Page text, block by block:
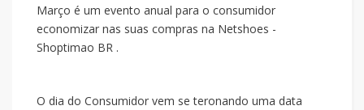
Março é um evento anual para o consumidor
economizar nas suas compras na Netshoes -
Shoptimao BR .
O dia do Consumidor vem se teronando uma data